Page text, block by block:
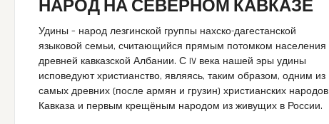
НАРОД НА СЕВЕРНОМ КАВКАЗЕ
Удины – народ лезгинской группы нахско-дагестанской
языковой семьи, считающийся прямым потомком населения
древней кавказской Албании. С IV века нашей эры удины
исповедуют христианство, являясь, таким образом, одним из
самых древних (после армян и грузин) христианских народов
Кавказа и первым крещёным народом из живущих в России.